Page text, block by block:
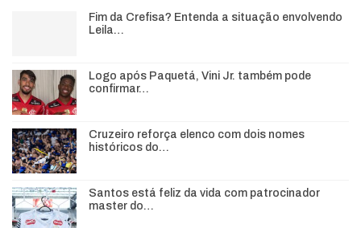
Fim da Crefisa? Entenda a situação envolvendo
Leila…
Logo após Paquetá, Vini Jr. também pode
confirmar…
Cruzeiro reforça elenco com dois nomes
históricos do…
Santos está feliz da vida com patrocinador
master do…